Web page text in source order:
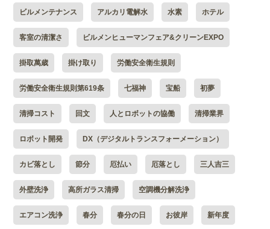
ビルメンテナンス アルカリ電解水 水素 ホテル
客室の清潔さ ビルメンヒューマンフェア&クリーンEXPO
掛取萬歳 掛け取り 労働安全衛生規則
労働安全衛生規則第619条 七福神 宝船 初夢
清掃コスト 回文 人とロボットの協働 清掃業界
ロボット開発 DX（デジタルトランスフォーメーション）
カビ落とし 節分 厄払い 厄落とし 三人吉三
外壁洗浄 高所ガラス清掃 空調機分解洗浄
エアコン洗浄 春分 春分の日 お彼岸 新年度